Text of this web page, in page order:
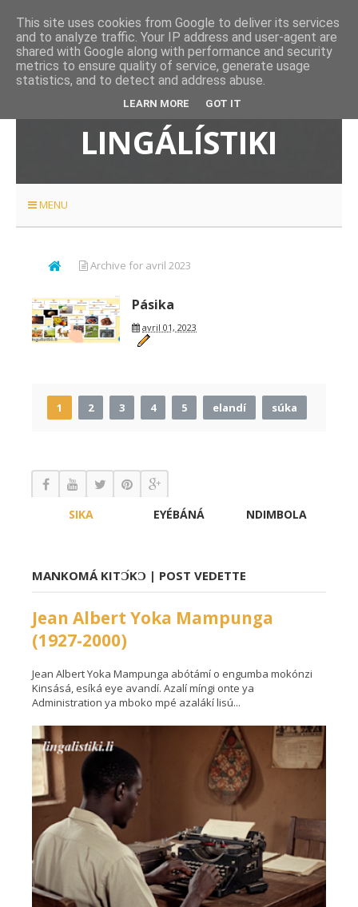
ETÉYELO
LINGÁLÍSTIKI
MENU
Archive for avril 2023
Pásika
avril 01, 2023
1 2 3 4 5 elandí súka
SIKA EYÉBÁNÁ NDIMBOLA
MANKOMÁ KITƆ́KƆ | POST VEDETTE
Jean Albert Yoka Mampunga
(1927-2000)
Jean Albert Yoka Mampunga abótámí o engumba mokónzi
Kinsásá, esíká eye avandí. Azalí míngi onte ya
Administration ya mboko mpé azalákí lisú...
This site uses cookies from Google to deliver its services
and to analyze traffic. Your IP address and user-agent are
shared with Google along with performance and security
metrics to ensure quality of service, generate usage
statistics, and to detect and address abuse.
LEARN MORE GOT IT